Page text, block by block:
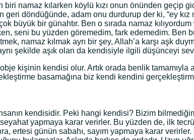
namaz kılarken köylü kızı onun önünden geçip
döndüğünde, adam onu durdurup der ki, “ey kız
büyük bir günahtır. Ben o sırada namaz kılıyordum
seni bu yüzden göremedim, fark edemedim. Ben
namaz kılmak ayrı bir şey, Allah’a karşı aşk
şekilde aşık olan da kendisiyle ilgili düşünceyi
kişinin kendisi olur. Artık orada benlik
basamağına biz kendi kendini
kendisidir. Peki hangi kendisi? Bizim
yapmaya karar verirler. Bu yüzden de, ilk
ertesi günün sabahı, sayım yapmaya karar